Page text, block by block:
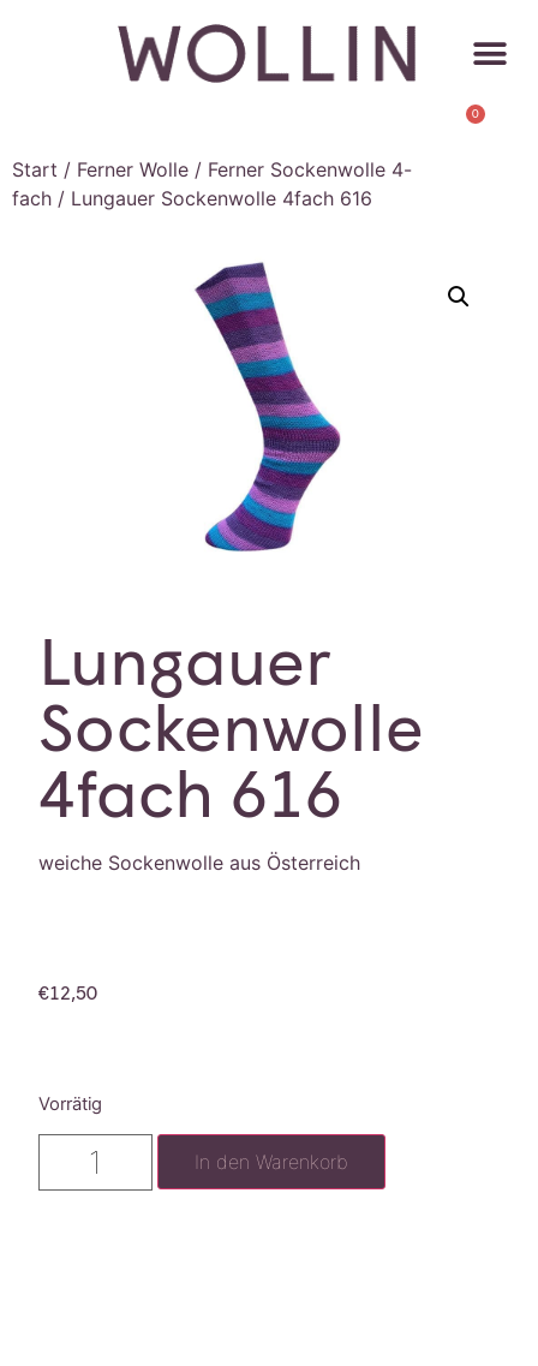
0
Start / Ferner Wolle / Ferner Sockenwolle 4-
fach / Lungauer Sockenwolle 4fach 616
Lungauer
Sockenwolle
4fach 616
weiche Sockenwolle aus Österreich
€12,50
Vorrätig
In den Warenkorb